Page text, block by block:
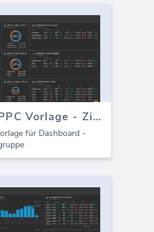
Google Ads PPC Vorlage - Zielgruppe
für Dashboard -